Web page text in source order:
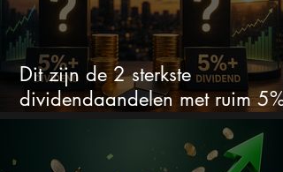
Dit zijn de 2 sterkste
dividendaandelen met ruim 5%